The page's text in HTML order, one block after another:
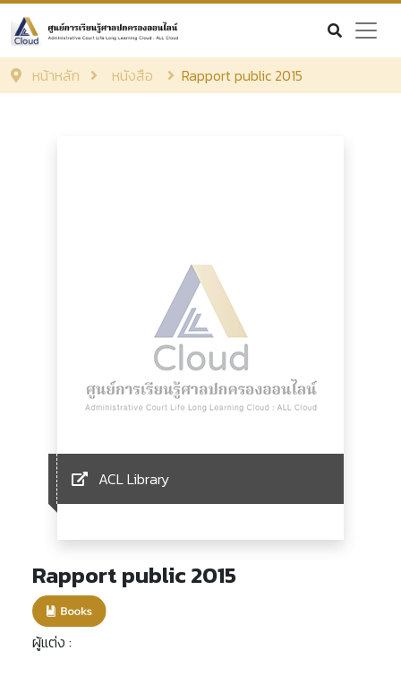
หน้าหลัก หนังสือ Rapport public 2015
ACL Library
Rapport public 2015
ผู้แต่ง :